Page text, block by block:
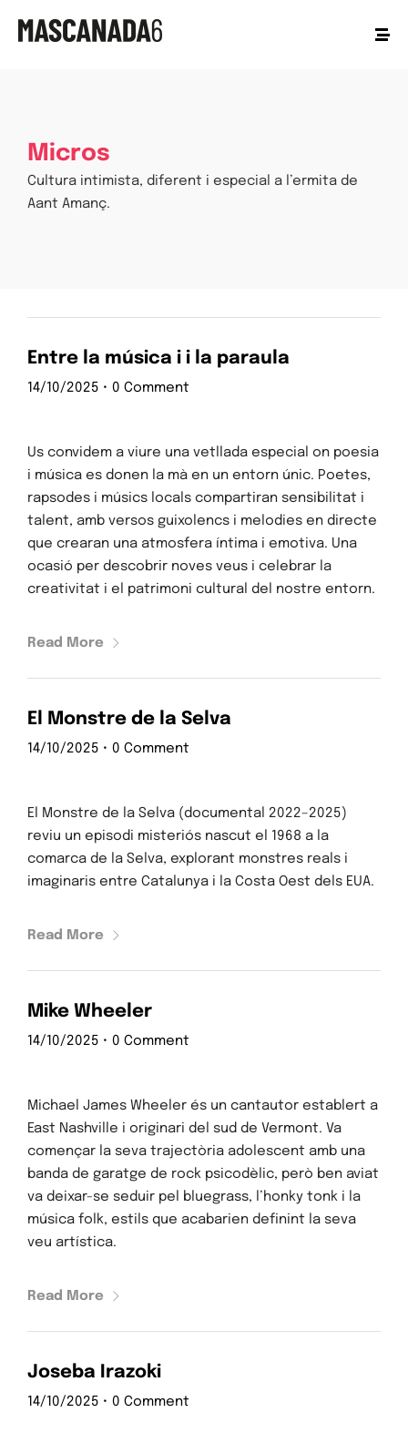
Micros
Cultura intimista, diferent i especial a l’ermita de
Aant Amanç.
Entre la música i i la paraula
14/10/2025 • 0 Comment
Us convidem a viure una vetllada especial on poesia
i música es donen la mà en un entorn únic. Poetes,
rapsodes i músics locals compartiran sensibilitat i
talent, amb versos guixolencs i melodies en directe
que crearan una atmosfera íntima i emotiva. Una
ocasió per descobrir noves veus i celebrar la
creativitat i el patrimoni cultural del nostre entorn.
Read More
El Monstre de la Selva
14/10/2025 • 0 Comment
El Monstre de la Selva (documental 2022–2025)
reviu un episodi misteriós nascut el 1968 a la
comarca de la Selva, explorant monstres reals i
imaginaris entre Catalunya i la Costa Oest dels EUA.
Read More
Mike Wheeler
14/10/2025 • 0 Comment
Michael James Wheeler és un cantautor establert a
East Nashville i originari del sud de Vermont. Va
començar la seva trajectòria adolescent amb una
banda de garatge de rock psicodèlic, però ben aviat
va deixar-se seduir pel bluegrass, l’honky tonk i la
música folk, estils que acabarien definint la seva
veu artística.
Read More
Joseba Irazoki
14/10/2025 • 0 Comment